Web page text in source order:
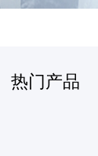
热门产品